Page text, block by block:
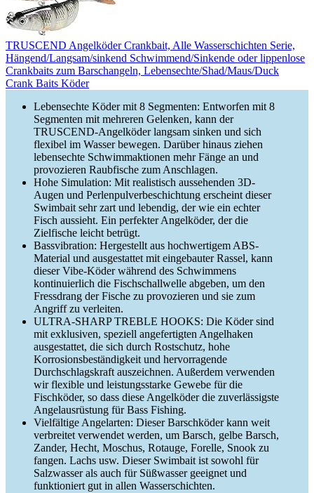
TRUSCEND Angelköder Crankbait, Alle Wasserschichten Serie,
Hängend/Langsam/sinkend Schwimmend/Sinkende oder lippenlose
Crankbaits zum Barschangeln, Lebensechte/Shad/Maus/Duck
Crank Baits Köder
Lebensechte Köder mit 8 Segmenten: Entworfen mit 8
Segmenten mit mehreren Gelenken, kann der
TRUSCEND-Angelköder langsam sinken und sich
flexibel im Wasser bewegen. Darüber hinaus ziehen
lebensechte Schwimmaktionen mehr Fänge an und
provozieren Raubfische zum Anschlagen.
Hohe Simulation: Mit realistisch aussehenden 3D-
Augen und Perlenpulverbeschichtung erscheint dieser
Swimbait sehr zart und lebendig, der wie ein echter
Fisch aussieht. Ein perfekter Angelköder, der die
Zielfische leicht betrügt.
Bassvibration: Hergestellt aus hochwertigem ABS-
Material und ausgestattet mit eingebauter Rassel, kann
dieser Vibe-Köder während des Schwimmens
kontinuierlich die Fischschallwelle abgeben, um den
Fressdrang der Fische zu provozieren und sie zum
Angriff zu verleiten.
ULTRA-SHARP TREBLE HOOKS: Die Köder sind
mit exklusiven, speziell angefertigten Angelhaken
ausgestattet, die sich durch Rostschutz, hohe
Korrosionsbeständigkeit und hervorragende
Durchschlagskraft auszeichnen. Außerdem verwenden
wir flexible und leistungsstarke Gewebe für die
Fischköder, so dass diese Angelköder die zuverlässigste
Angelausrüstung für Bass Fishing.
Vielfältige Angelarten: Dieser Barschköder kann weit
verbreitet verwendet werden, um Barsch, gelbe Barsch,
Zander, Hecht, Moschus, Rotauge, Forelle, Snook zu
fangen. Lachs usw. Dieser Swimbait ist sowohl für
Salzwasser als auch für Süßwasser geeignet und
funktioniert gut in allen Wasserschichten.